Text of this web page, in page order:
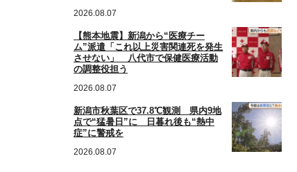
2026.08.07
【熊本地震】新潟から“医療チー
ム”派遣「これ以上災害関連死を発生
させない」 八代市で保健医療活動
の調整役担う
2026.08.07
新潟市秋葉区で37.8℃観測 県内9地
点で“猛暑日”に 日暮れ後も“熱中
症”に警戒を
2026.08.07